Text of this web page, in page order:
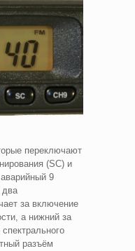
переключают
(SC) и
9
два
за включение
а нижний за
разъём